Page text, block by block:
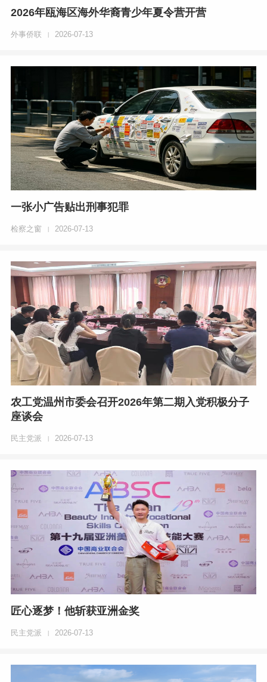
2026年瓯海区海外华裔青少年夏令营开营
外事侨联 | 2026-07-13
一张小广告贴出刑事犯罪
检察之窗 | 2026-07-13
农工党温州市委会召开2026年第二期入党积极分子
座谈会
民主党派 | 2026-07-13
匠心逐梦！他斩获亚洲金奖
民主党派 | 2026-07-13